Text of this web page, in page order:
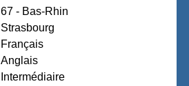
67 - Bas-Rhin
Strasbourg
Français
Anglais
Intermédiaire